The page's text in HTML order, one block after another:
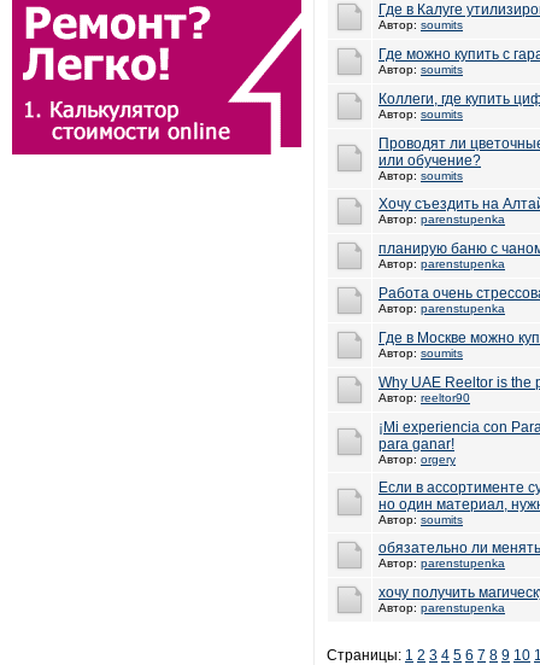
Где в Калуге
Автор: soumits
Где можно купить с
Автор: soumits
Коллеги, где купить
Автор: soumits
Проводят ли
или обучение?
Автор: soumits
Хочу съездить на
Автор: parenstupenka
планирую баню с
Автор: parenstupenka
Работа очень
Автор: parenstupenka
Где в Москве можно
Автор: soumits
Why UAE Reeltor is the
Автор: reeltor90
¡Mi experiencia con
para ganar!
Автор: orgery
Если в ассортименте
но один материал,
Автор: soumits
обязательно ли
Автор: parenstupenka
хочу получить
Автор: parenstupenka
Страницы: 1 2 3 4 5 6 7 8 9 10